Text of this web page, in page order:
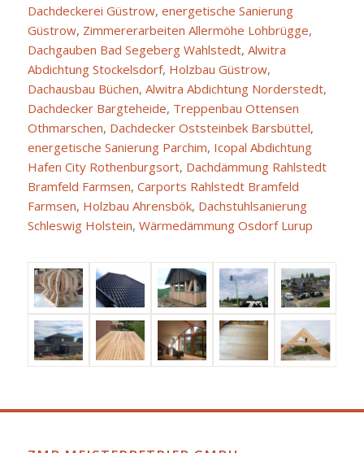
Dachdeckerei Güstrow, energetische Sanierung
Güstrow, Zimmererarbeiten Allermöhe Lohbrügge,
Dachgauben Bad Segeberg Wahlstedt, Alwitra
Abdichtung Stockelsdorf, Holzbau Güstrow,
Dachausbau Büchen, Alwitra Abdichtung Norderstedt,
Dachdecker Bargteheide, Treppenbau Ottensen
Othmarschen, Dachdecker Oststeinbek Barsbüttel,
energetische Sanierung Parchim, Icopal Abdichtung
Hafen City Rothenburgsort, Dachdämmung Rahlstedt
Bramfeld Farmsen, Carports Rahlstedt Bramfeld
Farmsen, Holzbau Ahrensbök, Dachstuhlsanierung
Schleswig Holstein, Wärmedämmung Osdorf Lurup